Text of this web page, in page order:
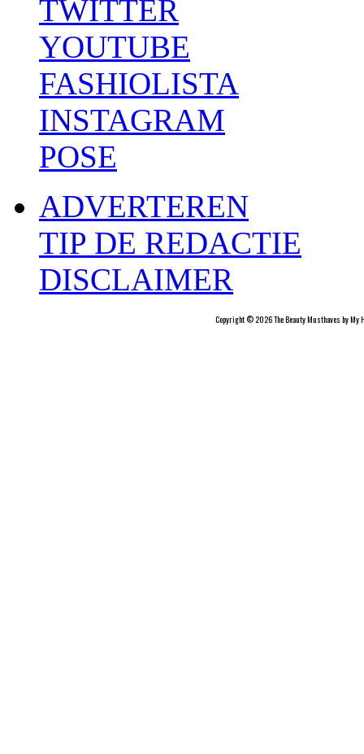
TWITTER
YOUTUBE
FASHIOLISTA
INSTAGRAM
POSE
ADVERTEREN
TIP DE REDACTIE
DISCLAIMER
Copyright © 2026 The Beauty Musthaves by My